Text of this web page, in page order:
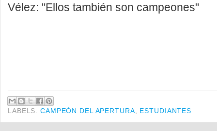
Vélez: "Ellos también son campeones"
LABELS:CAMPEÓN DEL APERTURA ESTUDIANTES